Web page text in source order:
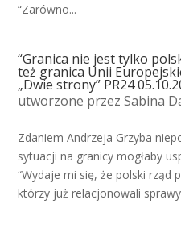
“Zarówno...
“Granica nie jest tylko
też granica Unii
„Dwie strony” PR24
utworzone przezSabina
Zdaniem Andrzeja Grzyba
sytuacji na granicy mogłaby
“Wydaje mi się, że polski rząd
którzy już relacjonowali